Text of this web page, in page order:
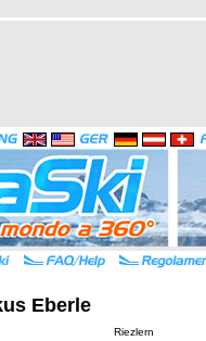
Eberle
Riezlern